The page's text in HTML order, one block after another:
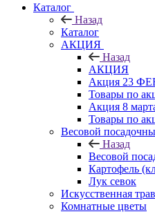
Каталог
Назад
Каталог
АКЦИЯ
Назад
АКЦИЯ
Акция 23
Товары по
Акция 8
Товары по
Весовой
Назад
Весовой
Картофель
Лук севок
Искусственная
Комнатные цветы